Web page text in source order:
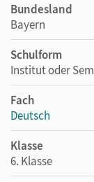
Bundesland
Bayern
Schulform
Institut oder
Fach
Deutsch
Klasse
6. Klasse